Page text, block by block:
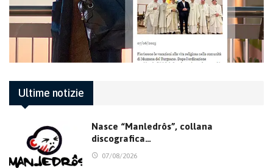
Ultime notizie
Nasce “Manledrôs”, collana
discografica…
07/08/2026